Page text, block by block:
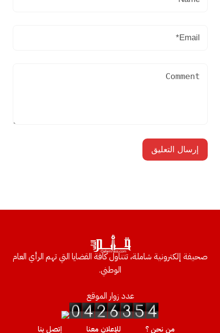
صحيفة إلكترونية شاملة، تتناول كافة القضايا التي تهم الرأي العام
الوطني.
عدد زوار الموقع
من نحن ؟ للإعلان معنا إتصل بنا